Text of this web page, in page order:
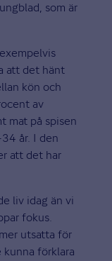
som är
att det hänt
kön och
av
mat på spisen
år. I den
att det har
liv idag än vi
fokus.
utsatta för
förklara